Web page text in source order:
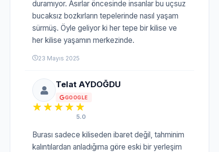
duramıyor. Asırlar öncesinde insanlar bu uçsuz
bucaksız bozkırların tepelerinde nasıl yaşam
sürmüş. Öyle geliyor ki her tepe bir kilise ve
her kilise yaşamın merkezinde.
23 Mayıs 2025
Telat AYDOĞDU
GOOGLE
5.0
Burası sadece kiliseden ibaret değil, tahminim
kalıntılardan anladığıma göre eski bir yerleşim